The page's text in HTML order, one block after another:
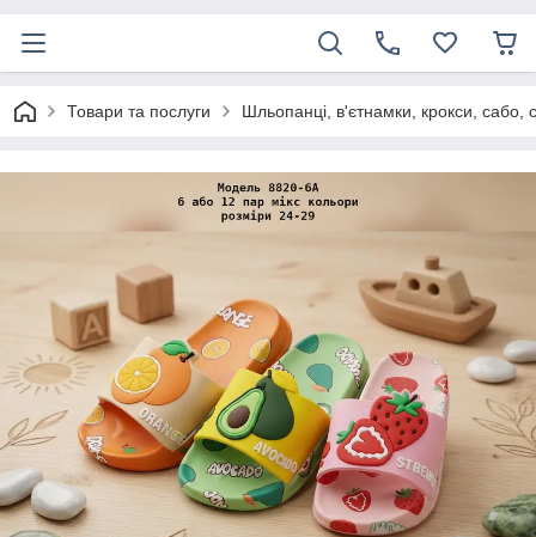
Товари та послуги Шльопанці, в'єтнамки, крокси, сабо,